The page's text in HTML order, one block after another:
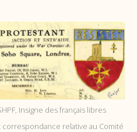
Insigne des français libres
relative au Comité